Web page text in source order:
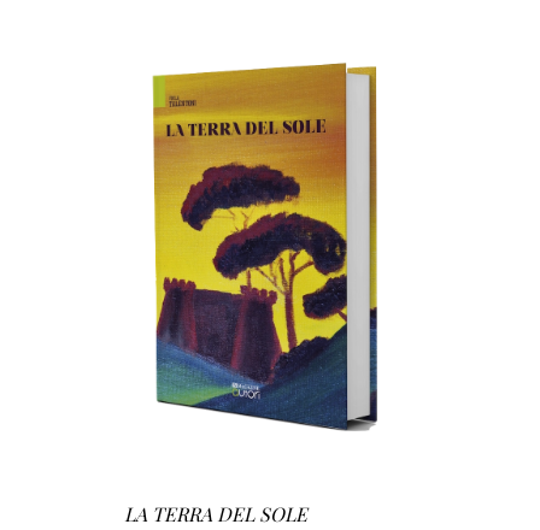
AGGIUNGI AL CARRELLO /
LA TERRA DEL SOLE